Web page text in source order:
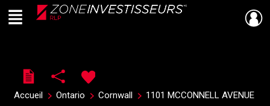
Live
En Direct
Menu
Accueil Ontario Cornwall 1101 MCCONNELL AVENUE